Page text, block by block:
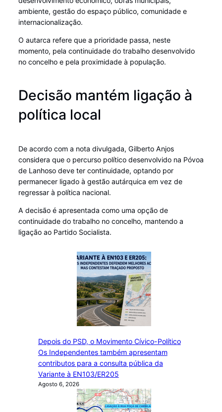
ambiente, gestão do espaço público, comunidade e
internacionalização.
O autarca refere que a prioridade passa, neste
momento, pela continuidade do trabalho desenvolvido
no concelho e pela proximidade à população.
Decisão mantém ligação à
política local
De acordo com a nota divulgada, Gilberto Anjos
considera que o percurso político desenvolvido na Póvoa
de Lanhoso deve ter continuidade, optando por
permanecer ligado à gestão autárquica em vez de
regressar à política nacional.
A decisão é apresentada como uma opção de
continuidade do trabalho no concelho, mantendo a
ligação ao Partido Socialista.
Depois do PSD, o Movimento Cívico-Político
Os Independentes também apresentam
contributos para a consulta pública da
Variante à EN103/ER205
Agosto 6, 2026